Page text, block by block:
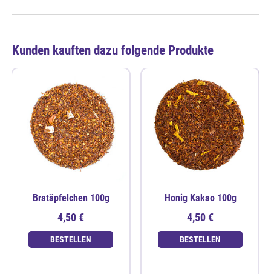
Kunden kauften dazu folgende Produkte
Bratäpfelchen 100g
4,50 €
BESTELLEN
Honig Kakao 100g
4,50 €
BESTELLEN